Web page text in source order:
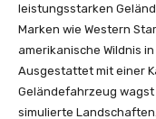
leistungsstarken
Marken wie Western
amerikanische Wildnis
Ausgestattet mit einer
Geländefahrzeug
simulierte